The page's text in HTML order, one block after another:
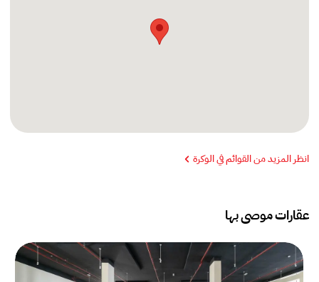
انظر المزيد من القوائم في الوكرة
عقارات موصى بها